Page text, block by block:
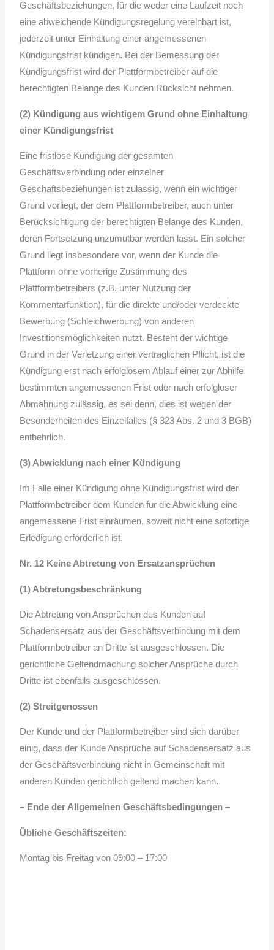
Geschäftsbeziehungen, für die weder eine Laufzeit noch
eine abweichende Kündigungsregelung vereinbart ist,
jederzeit unter Einhaltung einer angemessenen
Kündigungsfrist kündigen. Bei der Bemessung der
Kündigungsfrist wird der Plattformbetreiber auf die
berechtigten Belange des Kunden Rücksicht nehmen.
(2) Kündigung aus wichtigem Grund ohne Einhaltung
einer Kündigungsfrist
Eine fristlose Kündigung der gesamten
Geschäftsverbindung oder einzelner
Geschäftsbeziehungen ist zulässig, wenn ein wichtiger
Grund vorliegt, der dem Plattformbetreiber, auch unter
Berücksichtigung der berechtigten Belange des Kunden,
deren Fortsetzung unzumutbar werden lässt. Ein solcher
Grund liegt insbesondere vor, wenn der Kunde die
Plattform ohne vorherige Zustimmung des
Plattformbetreibers (z.B. unter Nutzung der
Kommentarfunktion), für die direkte und/oder verdeckte
Bewerbung (Schleichwerbung) von anderen
Investitionsmöglichkeiten nutzt. Besteht der wichtige
Grund in der Verletzung einer vertraglichen Pflicht, ist die
Kündigung erst nach erfolglosem Ablauf einer zur Abhilfe
bestimmten angemessenen Frist oder nach erfolgloser
Abmahnung zulässig, es sei denn, dies ist wegen der
Besonderheiten des Einzelfalles (§ 323 Abs. 2 und 3 BGB)
entbehrlich.
(3) Abwicklung nach einer Kündigung
Im Falle einer Kündigung ohne Kündigungsfrist wird der
Plattformbetreiber dem Kunden für die Abwicklung eine
angemessene Frist einräumen, soweit nicht eine sofortige
Erledigung erforderlich ist.
Nr. 12 Keine Abtretung von Ersatzansprüchen
(1) Abtretungsbeschränkung
Die Abtretung von Ansprüchen des Kunden auf
Schadensersatz aus der Geschäftsverbindung mit dem
Plattformbetreiber an Dritte ist ausgeschlossen. Die
gerichtliche Geltendmachung solcher Ansprüche durch
Dritte ist ebenfalls ausgeschlossen.
(2) Streitgenossen
Der Kunde und der Plattformbetreiber sind sich darüber
einig, dass der Kunde Ansprüche auf Schadensersatz aus
der Geschäftsverbindung nicht in Gemeinschaft mit
anderen Kunden gerichtlich geltend machen kann.
– Ende der Allgemeinen Geschäftsbedingungen –
Übliche Geschäftszeiten:
Montag bis Freitag von 09:00 – 17:00